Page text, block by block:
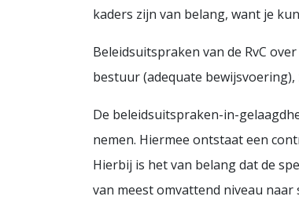
kaders zijn van belang, want je
Beleidsuitspraken van de RvC
bestuur (adequate
De beleidsuitspraken-in-
nemen. Hiermee ontstaat een
Hierbij is het van belang dat de
van meest omvattend niveau